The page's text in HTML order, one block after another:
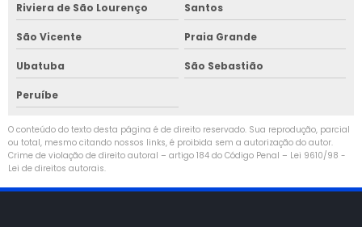
Riviera de São Lourenço Santos
São Vicente Praia Grande
Ubatuba São Sebastião
Peruíbe
O conteúdo do texto desta página é de direito reservado. Sua reprodução, parcial
ou total, mesmo citando nossos links, é proibida sem a autorização do autor.
Crime de violação de direito autoral – artigo 184 do Código Penal – Lei 9610/98 -
Lei de direitos autorais.